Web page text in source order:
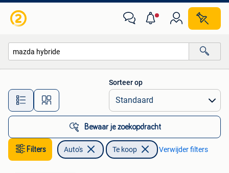
Alle afstanden…
Sorteer op
Bewaar je zoekopdracht
Filters Auto's Te koop Verwijder filters